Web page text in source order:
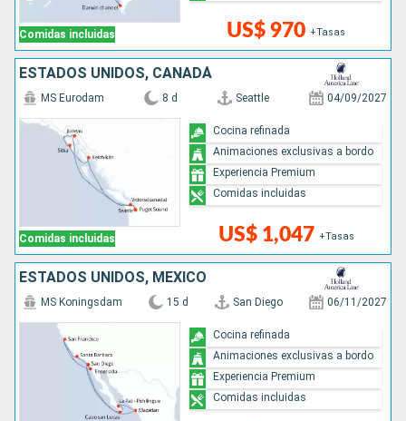
Comidas incluidas US$ 970 +Tasas
ESTADOS UNIDOS, CANADÁ
Comidas incluidas
MS Eurodam 8 d Seattle 04/09/2027
US$ 1,047 +Tasas
Cocina refinada
Animaciones exclusivas a bordo
Experiencia Premium
Comidas incluidas
ESTADOS UNIDOS, MÉXICO
MS Koningsdam 15 d San Diego 06/11/2027
Cocina refinada
Animaciones exclusivas a bordo
Experiencia Premium
Comidas incluidas